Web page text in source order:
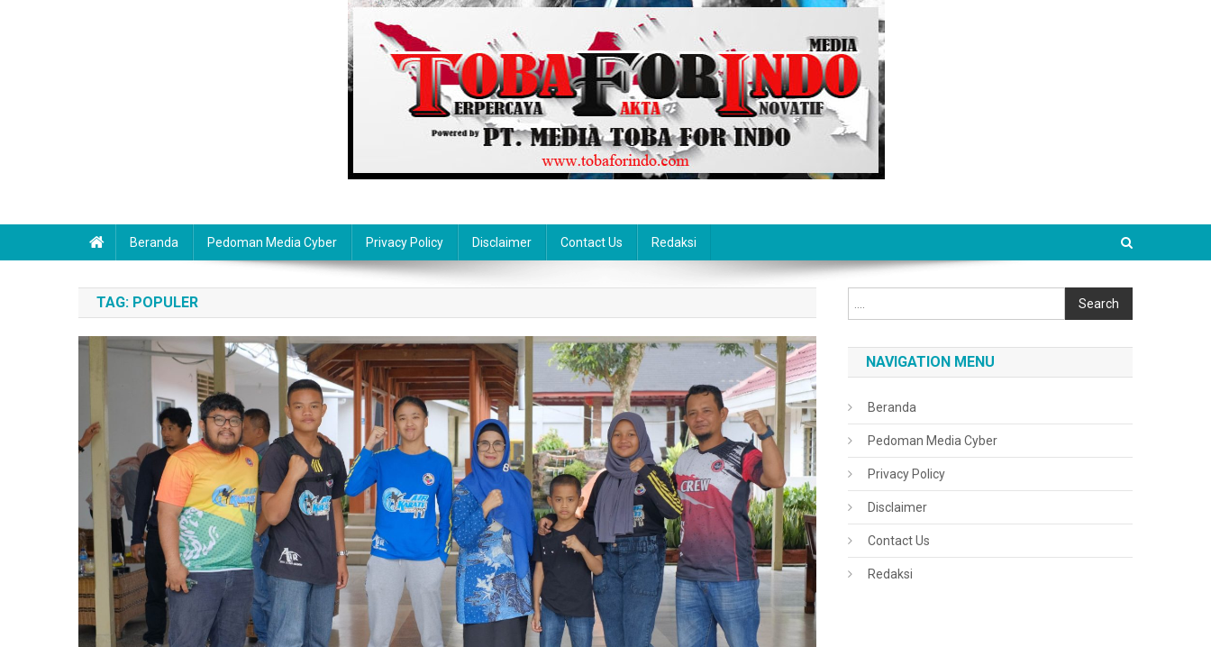
Beranda Pedoman Media Cyber Privacy Policy Disclaimer Contact Us Redaksi
TAG: POPULER Search
NAVIGATION MENU
Beranda
Pedoman Media Cyber
Privacy Policy
Disclaimer
Contact Us
Redaksi